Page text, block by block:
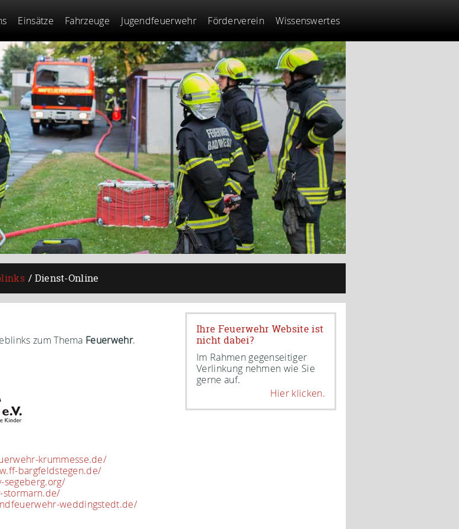
Einsätze Fahrzeuge Jugendfeuerwehr Förderverein Wissenswertes
Dienst-Online
zum Thema Feuerwehr.
krummesse.de/
bargfeldstegen.de/
segeberg.org/
stormarn.de/
weddingstedt.de/
Ihre Feuerwehr Website ist
nicht dabei?
Im Rahmen gegenseitiger
Verlinkung nehmen wie Sie
gerne auf.
Hier klicken.